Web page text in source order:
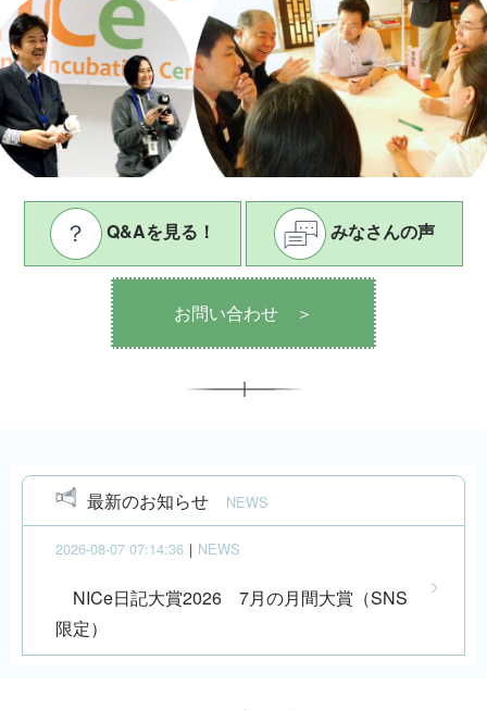
Q&Aを見る！ みなさんの声
お問い合わせ ＞
最新のお知らせ NEWS
2026-08-07 07:14:36 ｜ NEWS
NICe日記大賞2026 7月の月間大賞（SNS
限定）